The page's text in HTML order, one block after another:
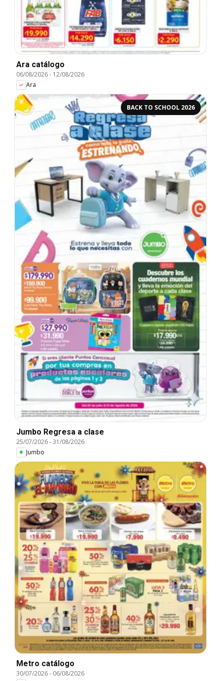
Ara catálogo
06/08/2026- 12/08/2026
Ara
BACK TO SCHOOL 2026
Jumbo Regresa a clase
25/07/2026-31/08/2026
Jumbo
Metro catálogo
30/07/2026- 06/08/2026